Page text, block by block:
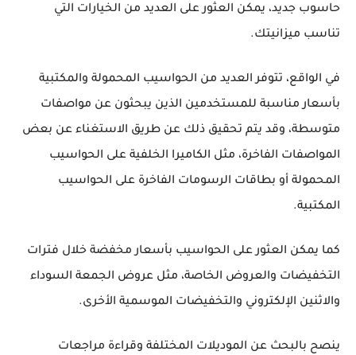
حاسوب جديد، يمكن العثور على العديد من الخيارات التي
تناسب ميزانيتك.
في الواقع، تتوفر العديد من الحواسيب المحمولة والمكتبية
بأسعار مناسبة للمستخدمين الذين يبحثون عن مواصفات
متوسطة، وقد يتم تحقيق ذلك عن طريق الاستغناء عن بعض
المواصفات الفاخرة، مثل الكاميرا الخلفية على الحواسيب
المحمولة أو بطاقات الرسومات الفاخرة على الحواسيب
المكتبية.
كما يمكن العثور على الحواسيب بأسعار مخفضة خلال فترات
التخفيضات والعروض الخاصة، مثل عروض الجمعة السوداء
والاثنين الإلكتروني والتخفيضات الموسمية الأخرى.
ينصح بالبحث عن الموديلات المختلفة وقراءة مراجعات